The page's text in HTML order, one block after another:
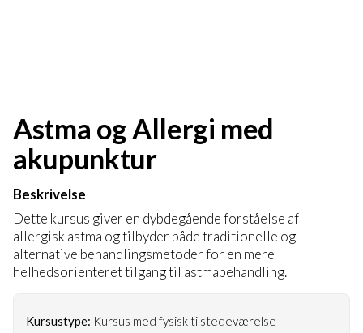
Astma og Allergi med
akupunktur
Beskrivelse
Dette kursus giver en dybdegående forståelse af
allergisk astma og tilbyder både traditionelle og
alternative behandlingsmetoder for en mere
helhedsorienteret tilgang til astmabehandling.
Kursustype: Kursus med fysisk tilstedeværelse